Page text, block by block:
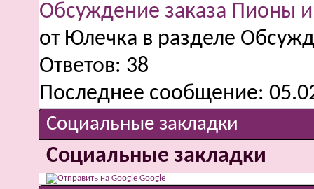
Обсуждение заказа Пионы
от Юлечка в разделе
Ответов: 38
Последнее сообщение:
Социальные закладки
Социальные закладки
Google